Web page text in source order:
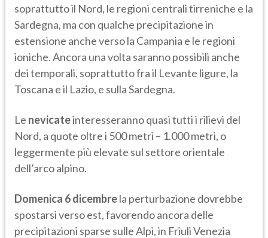
soprattutto il Nord, le regioni centrali tirreniche e la
Sardegna, ma con qualche precipitazione in
estensione anche verso la Campania e le regioni
ioniche. Ancora una volta saranno possibili anche
dei temporali, soprattutto fra il Levante ligure, la
Toscana e il Lazio, e sulla Sardegna.
Le nevicateinteresseranno quasi tutti i rilievi del
Nord, a quote oltre i 500 metri – 1.000 metri, o
leggermente più elevate sul settore orientale
dell’arco alpino.
Domenica 6 dicembrela perturbazione dovrebbe
spostarsi verso est, favorendo ancora delle
precipitazioni sparse sulle Alpi, in Friuli Venezia